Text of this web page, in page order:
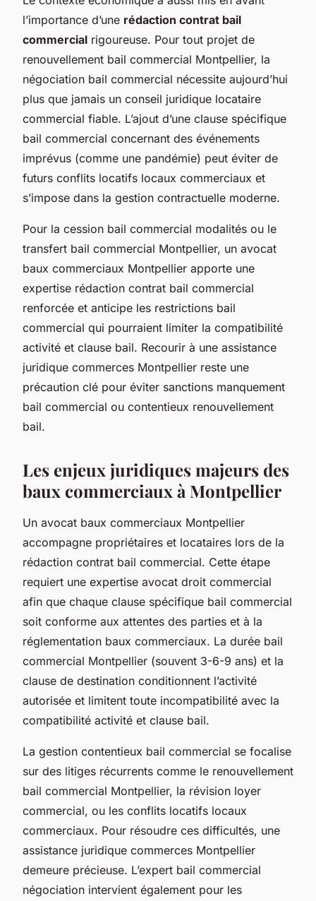
l’importance d’une rédaction contrat bail
commercial rigoureuse. Pour tout projet de
renouvellement bail commercial Montpellier, la
négociation bail commercial nécessite aujourd’hui
plus que jamais un conseil juridique locataire
commercial fiable. L’ajout d’une clause spécifique
bail commercial concernant des événements
imprévus (comme une pandémie) peut éviter de
futurs conflits locatifs locaux commerciaux et
s’impose dans la gestion contractuelle moderne.
Pour la cession bail commercial modalités ou le
transfert bail commercial Montpellier, un avocat
baux commerciaux Montpellier apporte une
expertise rédaction contrat bail commercial
renforcée et anticipe les restrictions bail
commercial qui pourraient limiter la compatibilité
activité et clause bail. Recourir à une assistance
juridique commerces Montpellier reste une
précaution clé pour éviter sanctions manquement
bail commercial ou contentieux renouvellement
bail.
Les enjeux juridiques majeurs des
baux commerciaux à Montpellier
Un avocat baux commerciaux Montpellier
accompagne propriétaires et locataires lors de la
rédaction contrat bail commercial. Cette étape
requiert une expertise avocat droit commercial
afin que chaque clause spécifique bail commercial
soit conforme aux attentes des parties et à la
réglementation baux commerciaux. La durée bail
commercial Montpellier (souvent 3-6-9 ans) et la
clause de destination conditionnent l’activité
autorisée et limitent toute incompatibilité avec la
compatibilité activité et clause bail.
La gestion contentieux bail commercial se focalise
sur des litiges récurrents comme le renouvellement
bail commercial Montpellier, la révision loyer
commercial, ou les conflits locatifs locaux
commerciaux. Pour résoudre ces difficultés, une
assistance juridique commerces Montpellier
demeure précieuse. L’expert bail commercial
négociation intervient également pour les